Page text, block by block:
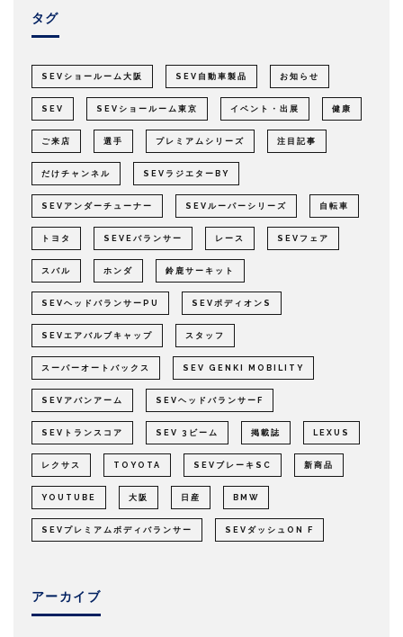
タグ
SEVショールーム大阪 SEV自動車製品 お知らせ
SEV SEVショールーム東京 イベント・出展 健康
ご来店 選手 プレミアムシリーズ 注目記事
だけチャンネル SEVラジエターBY
SEVアンダーチューナー SEVルーパーシリーズ 自転車
トヨタ SEVEバランサー レース SEVフェア
スバル ホンダ 鈴鹿サーキット
SEVヘッドバランサーPU SEVボディオンS
SEVエアバルブキャップ スタッフ
スーパーオートバックス SEV GENKI MOBILITY
SEVアバンアーム SEVヘッドバランサーF
SEVトランスコア SEV 3ビーム 掲載誌 LEXUS
レクサス TOYOTA SEVブレーキSC 新商品
YOUTUBE 大阪 日産 BMW
SEVプレミアムボディバランサー SEVダッシュON F
アーカイブ